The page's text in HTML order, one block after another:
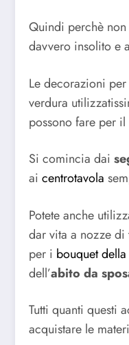
Quindi perchè non
davvero insolito e
Le decorazioni
verdura
possono fare per
Si comincia dai
ai centrotavola
Potete anche
dar vita a nozze di
per i bouquet della
dell’abito da
Tutti quanti questi
acquistare le